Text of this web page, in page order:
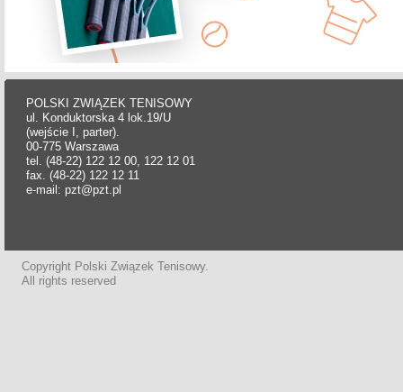
POLSKI ZWIĄZEK TENISOWY
ul. Konduktorska 4 lok.19/U
(wejście I, parter).
00-775 Warszawa
tel. (48-22) 122 12 00, 122 12 01
fax. (48-22) 122 12 11
e-mail: pzt@pzt.pl
Copyright Polski Związek Tenisowy.
All rights reserved